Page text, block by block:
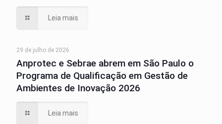
Leia mais
29 de julho de 2026
Anprotec e Sebrae abrem em São Paulo o
Programa de Qualificação em Gestão de
Ambientes de Inovação 2026
Leia mais